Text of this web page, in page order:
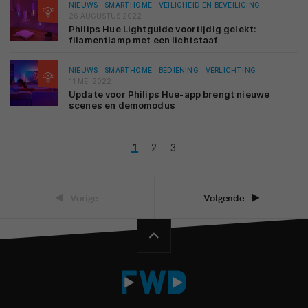
NIEUWS SMARTHOME
VEILIGHEID EN BEVEILIGING
26 AUGUSTUS 2022
Philips Hue Lightguide voortijdig gelekt:
filamentlamp met een lichtstaaf
NIEUWS SMARTHOME BEDIENING
VERLICHTING
11 MEI 2022
Update voor Philips Hue-app brengt nieuwe
scenes en demomodus
1 2 3
Volgende